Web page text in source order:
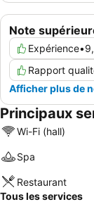
Note
Expérience•
Rapport
Afficher plus de
Principaux
Wi-Fi (hall)
Spa
Restaurant
Tous les services